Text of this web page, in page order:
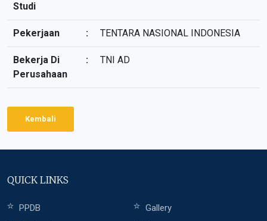
Studi
Pekerjaan : TENTARA NASIONAL INDONESIA
Bekerja Di
Perusahaan
: TNI AD
Kembali
QUICK LINKS
PPDB
Gallery